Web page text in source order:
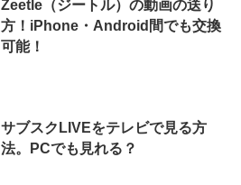
Zeetle（ジートル）の動画の送り
方！iPhone・Android間でも交換
可能！
サブスクLIVEをテレビで見る方
法。PCでも見れる？